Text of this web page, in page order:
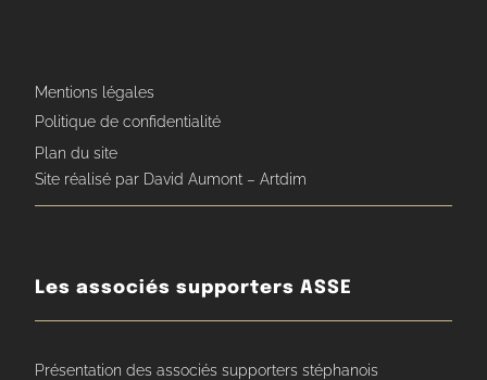
Mentions légales
Politique de confidentialité
Plan du site
Site réalisé par David Aumont – Artdim
Les associés supporters ASSE
Présentation des associés supporters stéphanois